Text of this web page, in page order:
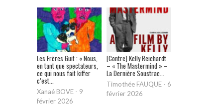
Les Frères Guit : « Nous,
en tant que spectateurs,
ce qui nous fait kiffer
c’est...
Xanaé BOVE - 9
février 2026
[Contre] Kelly Reichardt
– « The Mastermind » –
La Dernière Soustrac...
Timothée FAUQUE - 6
février 2026